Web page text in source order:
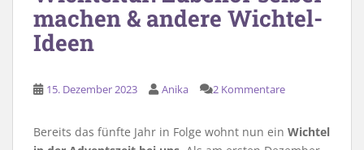
machen & andere Wichtel-
Ideen
15. Dezember 2023 Anika 2 Kommentare
Bereits das fünfte Jahr in Folge wohnt nun ein Wichtel